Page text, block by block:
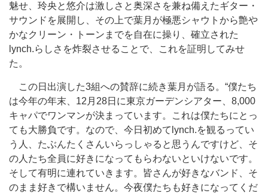
魅せ、玲央と悠介は激しさと奥深さを兼ね備えたギター・
サウンドを展開し、その上で葉月が極悪シャウトから艶や
かなクリーン・トーンまでを自在に操り、確立された
lynch.らしさを炸裂させることで、これを証明してみせ
た。
この日出演した3組への賛辞に続き葉月が語る。“僕たち
は今年の年末、12月28日に東京ガーデンシアター、8,000
キャパでワンマンが決まっています。これは僕たちにとっ
ても大勝負です。なので、今日初めてlynch.を観るってい
う人、たぶんたくさんいらっしゃると思うんですけど、そ
の人たち全員に好きになってもらわないといけないです。
そして有明に連れていきます。皆さんが好きなバンド、そ
のまま好きで構いません。今夜僕たちも好きになってくだ